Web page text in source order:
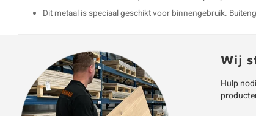
Dit metaal is speciaal geschikt voor binnengebruik.
Wij
Hulp